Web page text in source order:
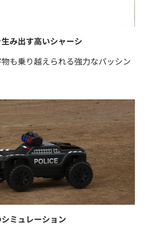
み出す高いシャーシ
も乗り越えられる強力なパッシン
ミュレーション